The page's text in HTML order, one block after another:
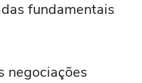
fundamentais
negociações